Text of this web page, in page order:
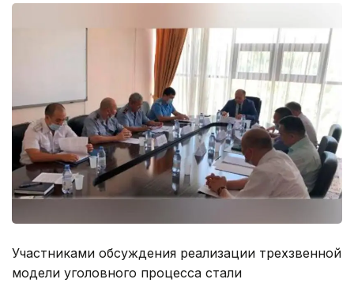
Участниками обсуждения реализации трехзвенной
модели уголовного процесса стали